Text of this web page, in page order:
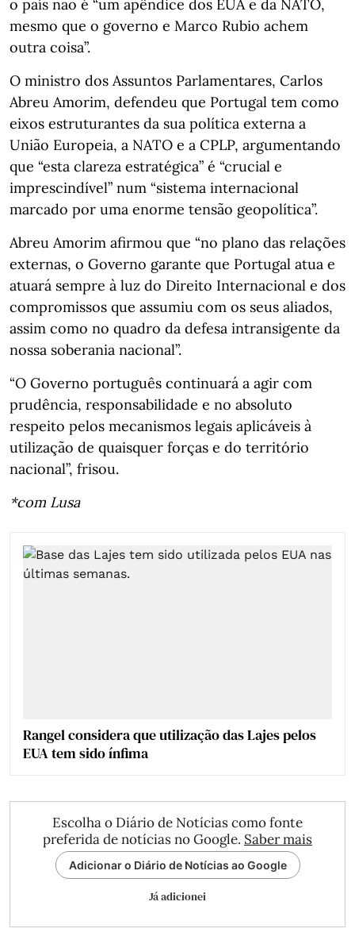
o país não é “um apêndice dos EUA e da NATO,
mesmo que o governo e Marco Rubio achem
outra coisa”.
O ministro dos Assuntos Parlamentares, Carlos
Abreu Amorim, defendeu que Portugal tem como
eixos estruturantes da sua política externa a
União Europeia, a NATO e a CPLP, argumentando
que “esta clareza estratégica” é “crucial e
imprescindível” num “sistema internacional
marcado por uma enorme tensão geopolítica”.
Abreu Amorim afirmou que “no plano das relações
externas, o Governo garante que Portugal atua e
atuará sempre à luz do Direito Internacional e dos
compromissos que assumiu com os seus aliados,
assim como no quadro da defesa intransigente da
nossa soberania nacional”.
“O Governo português continuará a agir com
prudência, responsabilidade e no absoluto
respeito pelos mecanismos legais aplicáveis à
utilização de quaisquer forças e do território
nacional”, frisou.
*com Lusa
Rangel considera que utilização das Lajes pelos
EUA tem sido ínfima
Escolha o Diário de Notícias como fonte
preferida de notícias no Google. Saber mais
Adicionar o Diário de Notícias ao Google
Já adicionei